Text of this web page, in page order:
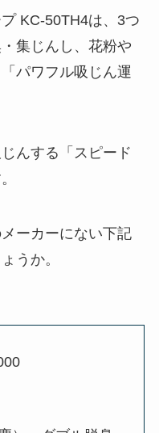
KC-50TH4は、3つ
集じんし、花粉や
パワフル吸じん運
んする「スピード
ーカーにない下記
うか。